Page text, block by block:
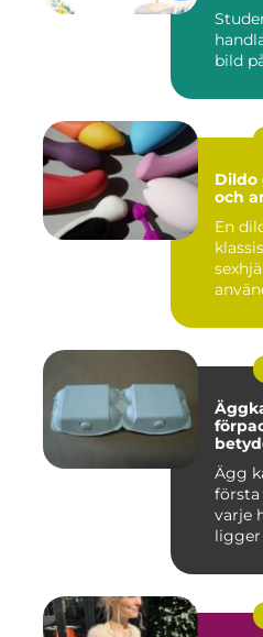
bild
Dildo guide för att välja rätt
och
En
Ägg
första
varje
ligger